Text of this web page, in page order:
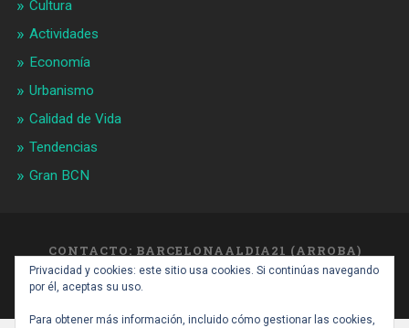
Cultura
Actividades
Economía
Urbanismo
Calidad de Vida
Tendencias
Gran BCN
CONTACTO: BARCELONAALDIA21 (ARROBA)
GMAIL.COM
Privacidad y cookies: este sitio usa cookies. Si continúas navegando
por él, aceptas su uso.
Para obtener más información, incluido cómo gestionar las cookies,